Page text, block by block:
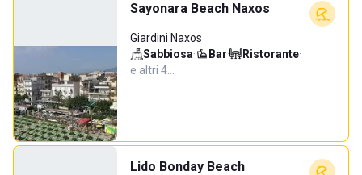
Sayonara Beach Naxos
Giardini Naxos
Sabbiosa· Bar· Ristorante·
e altri 4…
Lido Bonday Beach